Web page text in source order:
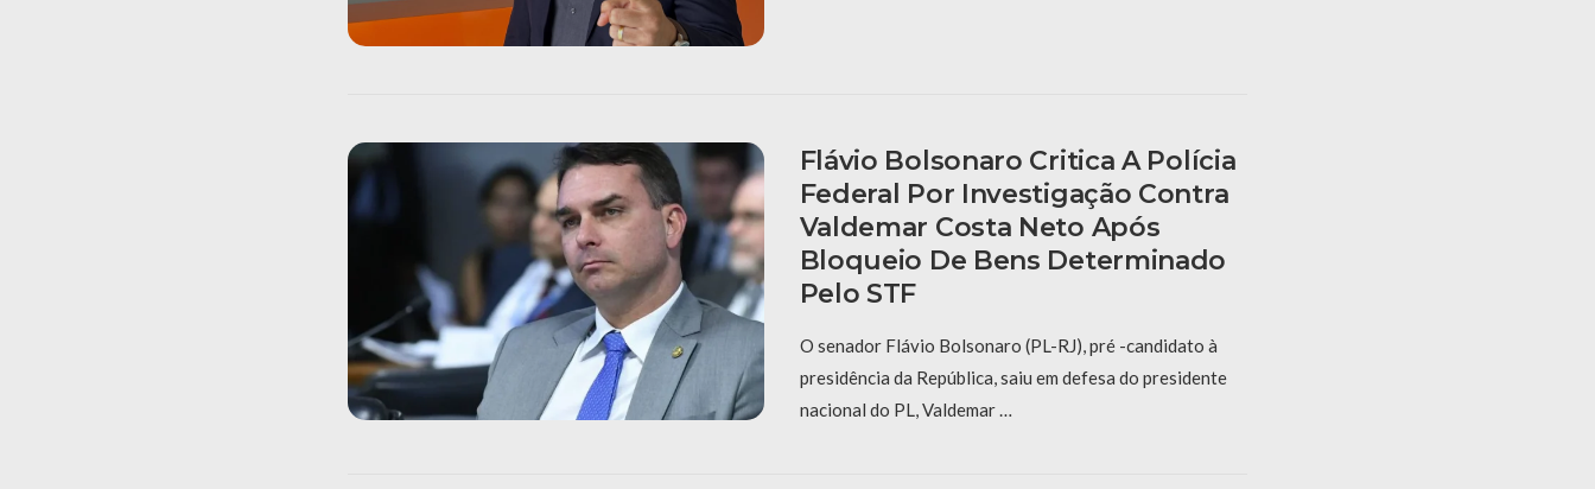
Flávio Bolsonaro Critica A Polícia
Federal Por Investigação Contra
Valdemar Costa Neto Após
Bloqueio De Bens Determinado
Pelo STF
O senador Flávio Bolsonaro (PL-RJ), pré -candidato à
presidência da República, saiu em defesa do presidente
nacional do PL, Valdemar …